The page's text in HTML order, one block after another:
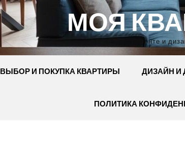
МОЯ
Сайт о ремонте и
ВЫБОР И ПОКУПКА КВАРТИРЫ ДИЗАЙН И
ПОЛИТИКА